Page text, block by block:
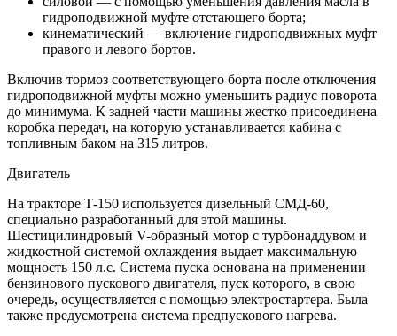
гидроподвижной муфте отстающего борта;
кинематический — включение гидроподвижных муфт
правого и левого бортов.
Включив тормоз соответствующего борта после отключения
гидроподвижной муфты можно уменьшить радиус поворота
до минимума. К задней части машины жестко присоединена
коробка передач, на которую устанавливается кабина с
топливным баком на 315 литров.
Двигатель
На тракторе Т-150 используется дизельный СМД-60,
специально разработанный для этой машины.
Шестицилиндровый V-образный мотор с турбонаддувом и
жидкостной системой охлаждения выдает максимальную
мощность 150 л.с. Система пуска основана на применении
бензинового пускового двигателя, пуск которого, в свою
очередь, осуществляется с помощью электростартера. Была
также предусмотрена система предпускового нагрева.